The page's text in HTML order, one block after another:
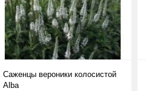
Саженцы вероники колосистой
Alba